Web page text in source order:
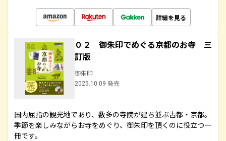
詳細を見る
０２ 御朱印でめぐる京都のお寺 三
訂版
御朱印
2025.10.09 発売
国内屈指の観光地であり、数多の寺院が建ち並ぶ古都・京都。
季節を楽しみながらお寺をめぐり、御朱印を頂くのに役立つ一
冊です。